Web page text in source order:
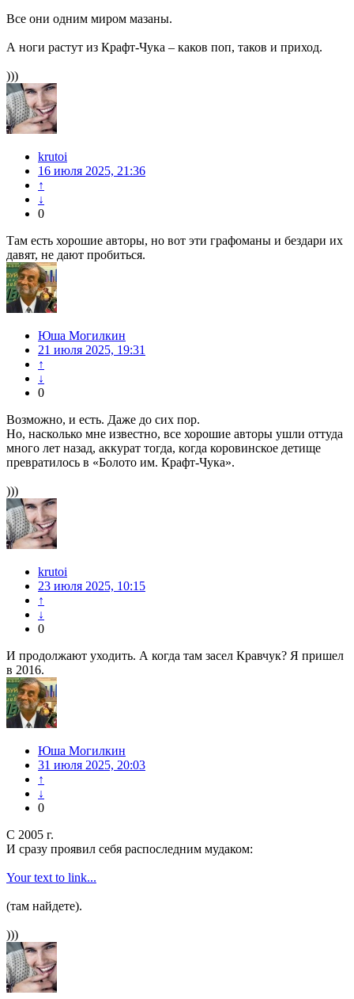
Все они одним миром мазаны.
А ноги растут из Крафт-Чука – каков поп, таков и приход.
)))
krutoi
16 июля 2025, 21:36
↑
↓
0
Там есть хорошие авторы, но вот эти графоманы и бездари их
давят, не дают пробиться.
Юша Могилкин
21 июля 2025, 19:31
↑
↓
0
Возможно, и есть. Даже до сих пор.
Но, насколько мне известно, все хорошие авторы ушли оттуда
много лет назад, аккурат тогда, когда коровинское детище
превратилось в «Болото им. Крафт-Чука».
)))
krutoi
23 июля 2025, 10:15
↑
↓
0
И продолжают уходить. А когда там засел Кравчук? Я пришел
в 2016.
Юша Могилкин
31 июля 2025, 20:03
↑
↓
0
С 2005 г.
И сразу проявил себя распоследним мудаком:
Your text to link...
(там найдете).
)))